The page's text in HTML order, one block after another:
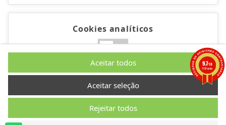
Cookies analíticos
Não Sim
Descrição
Cookies de desempenho
Rejeitar todos
Aceitar seleção
Aceitar todos 9.7/10
1193 notas